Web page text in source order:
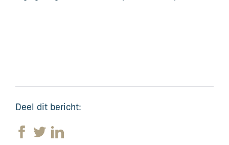
Deel dit bericht: